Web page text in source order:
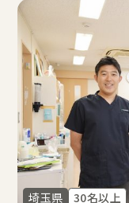
埼玉県 30名以上